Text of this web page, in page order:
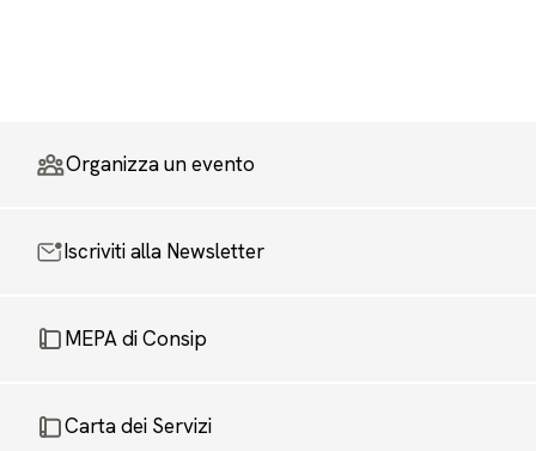
Organizza un evento
Iscriviti alla Newsletter
MEPA di Consip
Carta dei Servizi